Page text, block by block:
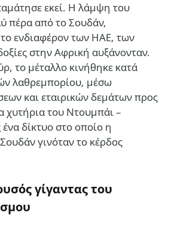
εκεί. Η λάμψη του
πέρα από το Σουδάν,
ενδιαφέρον των ΗΑΕ, των
στην Αφρική αυξάνονταν.
το μέταλλο κινήθηκε κατά
λαθρεμπορίου, μέσω
και εταιρικών δεμάτων προς
χυτήρια του Ντουμπάι –
δίκτυο στο οποίο η
γινόταν το κέρδος
γίγαντας του